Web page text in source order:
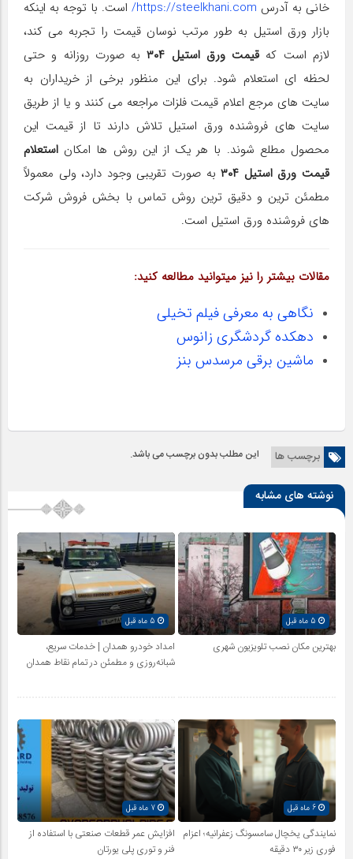
خانی به آدرس https://steelkhani.com/ است. با توجه به اینکه
بازار ورق استیل به طور مرتب نوسان قیمت را تجربه می کند،
لازم است که قیمت ورق استیل ۳۰۴
به صورت روزانه و حتی
لحظه‌ ای استعلام شود. برای این منظور برخی از خریداران به
سایت های مرجع اعلام قیمت فلزات مراجعه می‌ کنند و یا از طریق
سایت های فروشنده ورق استیل تلاش دارند تا از قیمت این
محصول مطلع شوند. با هر یک از این روش‌ ها امکان استعلام
قیمت ورق استیل ۳۰۴
به صورت تقریبی وجود دارد، ولی معمولاً
مطمئن ترین و دقیق ترین روش تماس با بخش فروش شرکت
های فروشنده ورق استیل است.
مقالات بیشتر را نیز میتوانید مطالعه کنید:
نگاهی به معرفی فیلم تخیلی
دهکده گردشگری زانوس
ماشین برقی مرسدس بنز
برچسب ها این مطلب بدون برچسب می باشد.
نوشته های مشابه
بهترین مکان نصب تلویزیون شهری
امداد خودرو همدان | خدمات سریع،
شبانه‌روزی و مطمئن در تمام نقاط همدان
6 ماه قبل
نمایندگی یخچال سامسونگ زعفرانیه؛ اعزام
فوری زیر ۳۰ دقیقه
افزایش عمر قطعات صنعتی با استفاده از
فنر و توری پلی یورتان